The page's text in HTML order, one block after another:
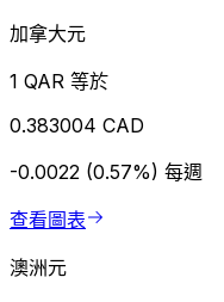
加拿大元
1 QAR 等於
0.383004 CAD
-0.0022 (0.57%) 每週
查看圖表
澳洲元